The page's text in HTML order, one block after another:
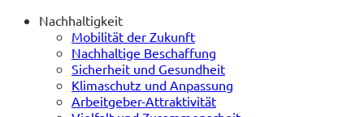
Nachhaltigkeit
Mobilität der Zukunft
Nachhaltige Beschaffung
Sicherheit und Gesundheit
Klimaschutz und Anpassung
Arbeitgeber-Attraktivität